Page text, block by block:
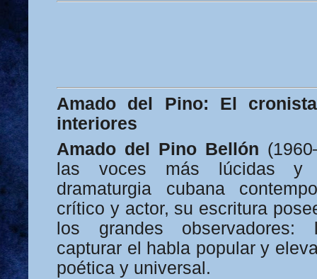
Amado del Pino: El
interiores
Amado del Pino Bellón
las voces más lúcidas y
dramaturgia cubana
crítico y actor, su escritura
los grandes
capturar el habla popular y
poética y universal.